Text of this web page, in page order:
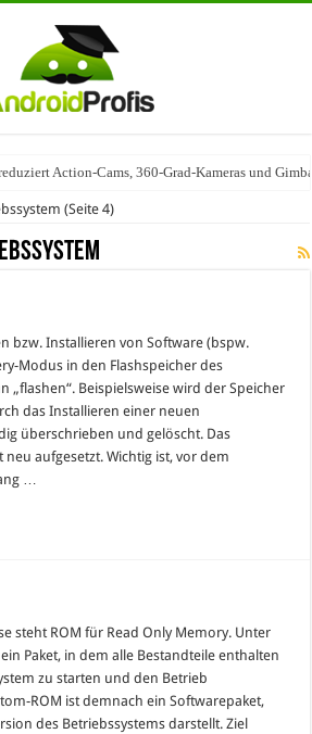
Action-Cams, 360-Grad-Kameras und
(Seite 4)
bzw. Installieren von Software (bspw.
Modus in den Flashspeicher des
„flashen“. Beispielsweise wird der Speicher
das Installieren einer neuen
überschrieben und gelöscht. Das
aufgesetzt. Wichtig ist, vor dem
…
steht ROM für Read Only Memory. Unter
Paket, in dem alle Bestandteile enthalten
zu starten und den Betrieb
ROM ist demnach ein Softwarepaket,
des Betriebssystems darstellt. Ziel